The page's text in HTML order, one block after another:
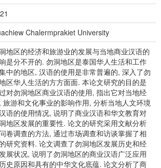
Chalermprakiet University
地区的经济和旅游业的发展与当地商业汉语的
是分不开的. 勿洞地区是泰国华人生活和工作
中的地区, 汉语的使用是非常普遍的, 深入了勿
区华人生活的方方面面. 本论文研究的目的是
对勿洞地区商业汉语的使用, 指出它对当地经
旅游和文化事业的影响作用, 分析当地人文环境
语的使用情况, 说明了商业汉语和华文教育对
地区发展的重要性. 论文的研究采用文献分析
卷调查的方法, 通过市场调查和访谈掌握了相
研究资料. 论文调查了勿洞地区发展历史和经
展状况, 说明了勿洞地区的商业汉语广泛应用
史原因和具有的中华文化底蕴. 论文分析了商